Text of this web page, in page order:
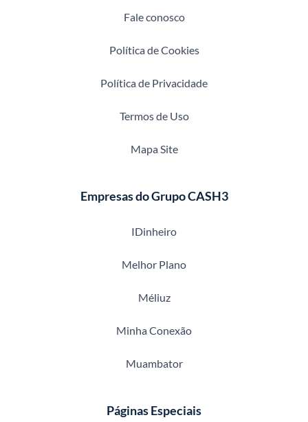
Fale conosco
Política de Cookies
Política de Privacidade
Termos de Uso
Mapa Site
Empresas do Grupo CASH3
IDinheiro
Melhor Plano
Méliuz
Minha Conexão
Muambator
Páginas Especiais